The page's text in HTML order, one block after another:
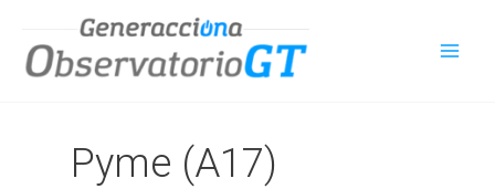
contenido
Pyme (A17)